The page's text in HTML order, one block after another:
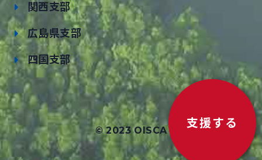
支援する
関西支部
広島県支部
四国支部
© 2023 OISCA